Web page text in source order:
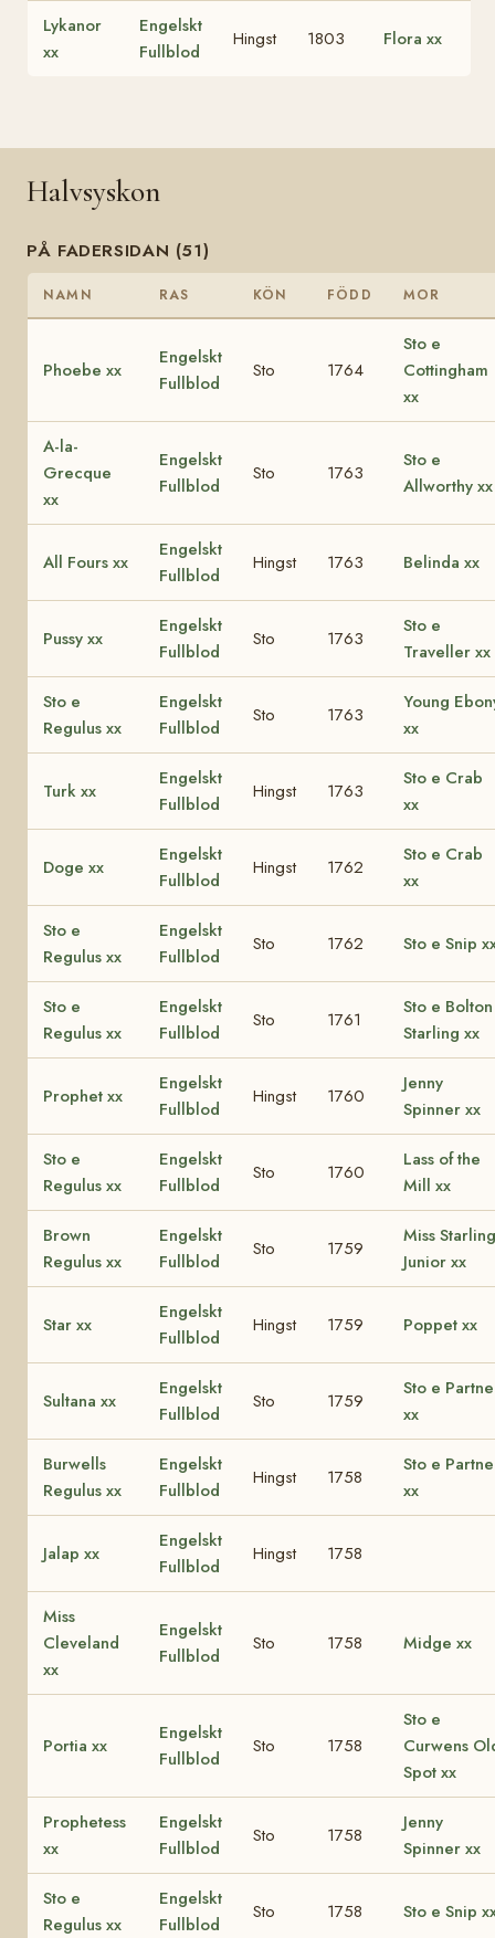
Lykanor
xx
Engelskt
Fullblod
Hingst 1803 Flora xx
Halvsyskon
PÅ FADERSIDAN (51)
NAMN RAS KÖN FÖDD MOR
Phoebe xx
Engelskt
Fullblod
Sto 1764
Sto e
Cottingham
xx
A-la-
Grecque
xx
Engelskt
Fullblod
Sto 1763
Sto e
Allworthy xx
All Fours xx
Engelskt
Fullblod
Hingst 1763 Belinda xx
Pussy xx
Engelskt
Fullblod
Sto 1763
Sto e
Traveller xx
Sto e
Regulus xx
Engelskt
Fullblod
Sto 1763
Young
xx
Turk xx
Engelskt
Fullblod
Hingst 1763
Sto e Crab
xx
Doge xx
Engelskt
Fullblod
Hingst 1762
Sto e Crab
xx
Sto e
Regulus xx
Engelskt
Fullblod
Sto 1762 Sto e Snip
Sto e
Regulus xx
Engelskt
Fullblod
Sto 1761
Sto e Bolton
Starling xx
Prophet xx
Engelskt
Fullblod
Hingst 1760
Jenny
Spinner xx
Sto e
Regulus xx
Engelskt
Fullblod
Sto 1760
Lass of the
Mill xx
Brown
Regulus xx
Engelskt
Fullblod
Sto 1759
Miss Starling
Junior xx
Star xx
Engelskt
Fullblod
Hingst 1759 Poppet xx
Sultana xx
Engelskt
Fullblod
Sto 1759
Sto e
xx
Burwells
Regulus xx
Engelskt
Fullblod
Hingst 1758
Sto e
xx
Jalap xx
Engelskt
Fullblod
Hingst 1758
Miss
Cleveland
xx
Engelskt
Fullblod
Sto 1758 Midge xx
Portia xx
Engelskt
Fullblod
Sto 1758
Sto e
Curwens
Spot xx
Prophetess
xx
Engelskt
Fullblod
Sto 1758
Jenny
Spinner xx
Sto e
Regulus xx
Engelskt
Fullblod
Sto 1758 Sto e Snip